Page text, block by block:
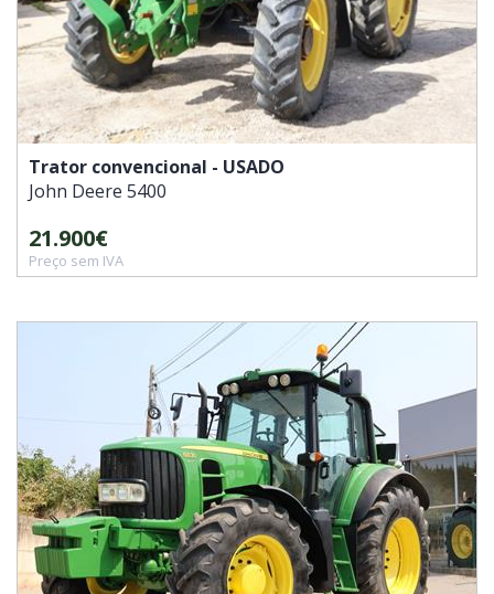
Trator convencional - USADO
John Deere 5400
21.900€
Preço sem IVA